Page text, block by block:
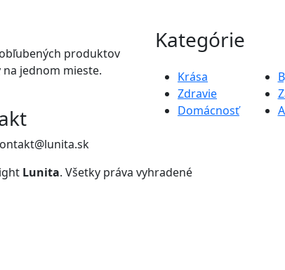
produktov
na jednom mieste.
Kategórie
Krása
Zdravie
Domácnosť
Lunita. Všetky práva vyhradené